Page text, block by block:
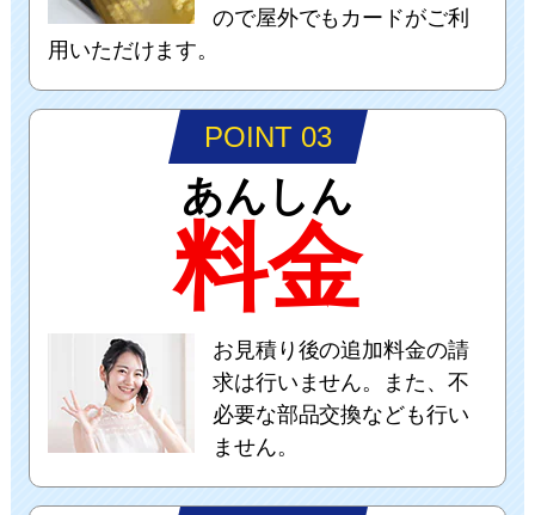
ので屋外でもカードがご利
用いただけます。
POINT 03
あんしん
料金
お見積り後の追加料金の請
求は行いません。また、不
必要な部品交換なども行い
ません。